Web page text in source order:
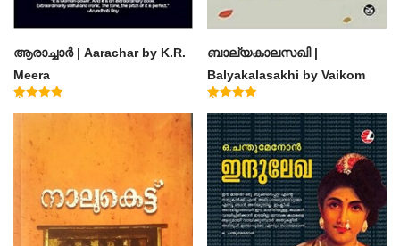
ആരാച്ചാര്‍ | Aarachar by K.R.
Meera
ബാല്യകാലസഖി |
Balyakalasakhi by Vaikom
Muhammad Basheer
4.60
out of 5